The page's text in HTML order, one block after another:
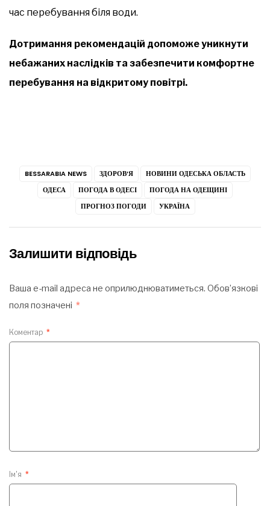
час перебування біля води.
Дотримання рекомендацій допоможе уникнути
небажаних наслідків та забезпечити комфортне
перебування на відкритому повітрі.
BESSARABIA NEWS ЗДОРОВ’Я
НОВИНИ ОДЕСЬКА ОБЛАСТЬ
ОДЕСА
ПОГОДА В ОДЕСІ
ПОГОДА НА ОДЕЩИНІ
ПРОГНОЗ ПОГОДИ
УКРАЇНА
Залишити відповідь
Ваша e-mail адреса не оприлюднюватиметься. Обов’язкові
поля позначені *
Коментар *
Ім'я *